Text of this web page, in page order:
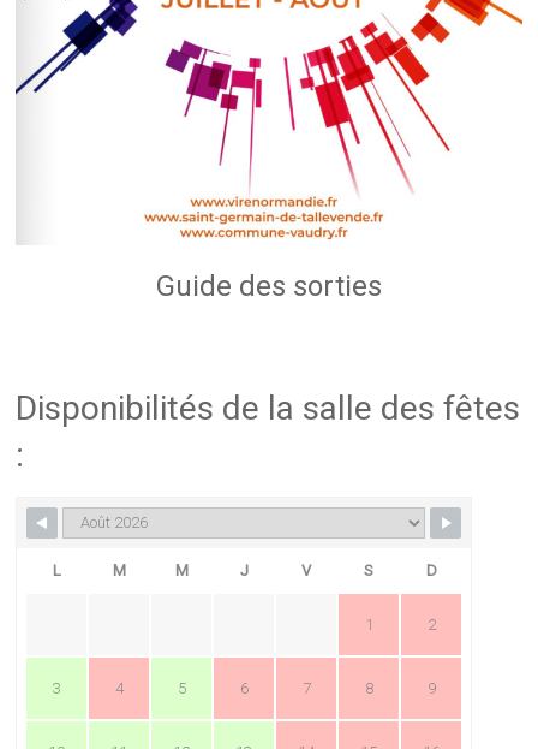
Guide des sorties
Disponibilités de la salle des fêtes
:
L M M J V S D
1 2
3 4 5 6 7 8 9